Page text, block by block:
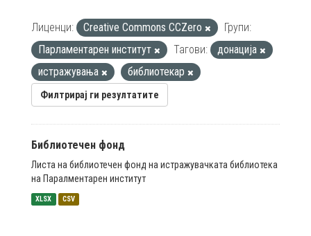
Лиценци: Creative Commons CCZero
Групи:
Парламентарен институт
Тагови:
донација
истражувања
библиотекар
Филтрирај ги резултатите
Библиотечен фонд
Листа на библиотечен фонд на истражувачката библиотека
на Паралментарен институт
XLSX CSV